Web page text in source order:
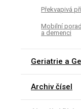
Překvapivá
Mobilní
a demenci
Geriatrie a
Archiv čísel